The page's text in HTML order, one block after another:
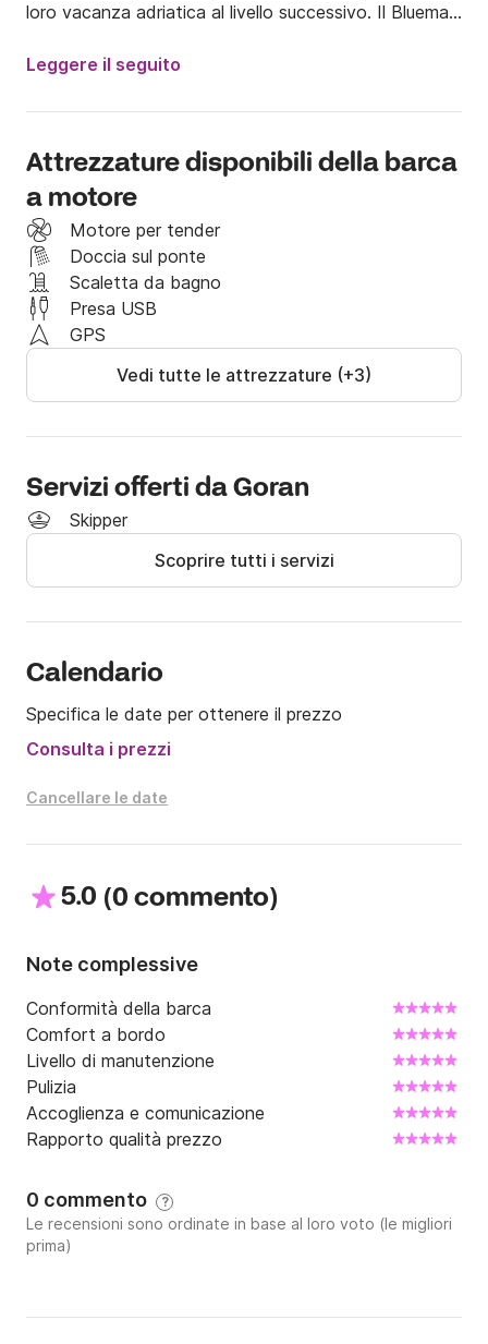
loro vacanza adriatica al livello successivo. Il Bluemax
per prendere il sole e nuotare con la stessa facilità
La città di Vodice si trova vicino alla città di
la Croazia, nonché famosa per la sua scena di festa.
Anche se puoi goderti Vodice durante il giorno con il
nostro motoscafo, c'è molto da fare quando il sole
tramonta.
L'area ha un sacco di piccole isole da visitare e
piccole baie, spiagge e calette da esplorare.
Insieme a questa barca, ti offriamo una vasta gamma
di extra che puoi noleggiare:
- Sci nautico
- Wakeboard
-
Il carburante non è incluso nel prezzo.
Leggere il seguito
Attrezzature disponibili della barca
a motore
Motore per tender
Doccia sul ponte
Scaletta da bagno
Presa USB
GPS
Vedi tutte le attrezzature (+3)
Servizi offerti da Goran
Skipper
Scoprire tutti i servizi
Calendario
Specifica le date per ottenere il prezzo
Consulta i prezzi
Cancellare le date
5.0 (0 commento)
Note complessive
Conformità della barca
Comfort a bordo
Livello di manutenzione
Pulizia
Accoglienza e comunicazione
Rapporto qualità prezzo
0 commento ?
Le recensioni sono ordinate in base al loro voto (le migliori
prima)